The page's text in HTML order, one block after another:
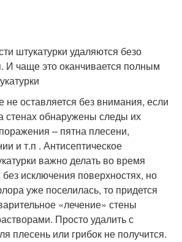
штукатурки удаляются безо
И чаще это оканчивается полным
не оставляется без внимания, если
стенах обнаружены следы их
– пятна плесени,
и т.п . Антисептическое
важно делать во время
исключения поверхностях, но
уже поселилась, то придется
«лечение» стены
Просто удалить с
плесень или грибок не получится.